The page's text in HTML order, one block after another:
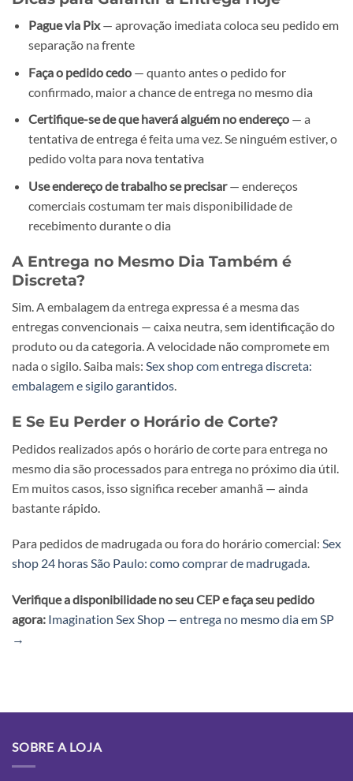
Pague via Pix— aprovação imediata coloca seu pedido em
separação na frente
Faça o pedido cedo— quanto antes o pedido for
confirmado, maior a chance de entrega no mesmo dia
Certifique-se de que haverá alguém no endereço— a
tentativa de entrega é feita uma vez. Se ninguém estiver, o
pedido volta para nova tentativa
Use endereço de trabalho se precisar— endereços
comerciais costumam ter mais disponibilidade de
recebimento durante o dia
A Entrega no Mesmo Dia Também é
Discreta?
Sim. A embalagem da entrega expressa é a mesma das
entregas convencionais — caixa neutra, sem identificação do
produto ou da categoria. A velocidade não compromete em
nada o sigilo. Saiba mais: Sex shop com entrega discreta:
embalagem e sigilo garantidos.
E Se Eu Perder o Horário de Corte?
Pedidos realizados após o horário de corte para entrega no
mesmo dia são processados para entrega no próximo dia útil.
Em muitos casos, isso significa receber amanhã — ainda
bastante rápido.
Para pedidos de madrugada ou fora do horário comercial: Sex
shop 24 horas São Paulo: como comprar de madrugada.
Verifique a disponibilidade no seu CEP e faça seu pedido
agora: Imagination Sex Shop — entrega no mesmo dia em SP
→
SOBRE A LOJA